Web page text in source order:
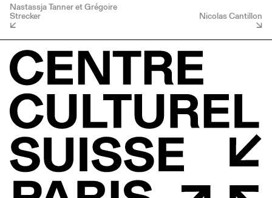
Nastassja Tanner et Grégoire
Strecker Nicolas Cantillon